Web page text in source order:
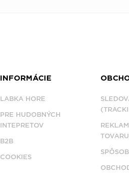
INFORMÁCIE
LABKA HORE
PRE HUDOBNÝCH
INTEPRETOV
B2B
COOKIES
TOVARU